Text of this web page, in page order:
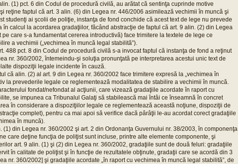
(1) pct. 6 din Codul de procedură civilă, au arătat că sentinţa cuprinde motive
reţine faptul că art. 3 alin. (6) din Legea nr. 446/2006 asimilează vechimii în muncă şi
studenţi ai şcolii de poliţie, instanţa de fond conchide că acest text de lege nu prevede
în calcul la acordarea gradaţiilor, făcând abstracţie de faptul că art. 9 alin. (2) din Legea
care s-a fundamentat cererea introductivă) face trimitere la textele de lege ce
a vechimii („vechimea în muncă legal stabilită”).
488 pct. 8 din Codul de procedură civilă s-a invocat faptul că instanţa de fond a reţinut
nr. 360/2002, întemeindu-şi soluţia pronunţată pe interpretarea acestui unic text de
dispoziţii legale incidente în cauză.
că alin. (2) al art. 9 din Legea nr. 360/2002 face trimitere expresă la „vechimea în
la prevederile legale ce reglementează modalitatea de stabilire a vechimii în muncă.
fondat/nefondat al acţiunii, care vizează gradaţiile acordate în raport cu
se impunea ca Tribunalul Galaţi să stabilească mai întâi ce înseamnă în concret
în considerare a dispoziţiilor legale ce reglementează această noţiune, dispoziţii de
complet), pentru ca mai apoi să verifice dacă pârâţii le-au acordat corect gradaţiile
în muncă).
(1) din Legea nr. 360/2002 şi art. 2 din Ordonanţa Guvernului nr. 38/2003, în componenţa
care deţine funcţia de poliţist sunt incluse, printre alte elemente componente, şi
art. 9 alin. (1) şi (2) din Legea nr. 360/2002, gradaţiile sunt de două feluri: gradaţiile
în calitate de poliţist şi în funcţie de rezultatele obţinute, gradaţii care se acordă din 3
nr. 360/2002] şi gradaţiile acordate „în raport cu vechimea în muncă legal stabilită”, de